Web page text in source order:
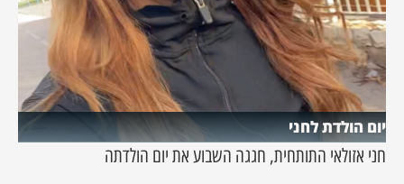
יום הולדת לחני
חני אזולאי התותחית, חגגה השבוע את יום הולדתה